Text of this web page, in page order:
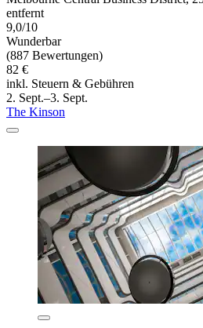
entfernt
9,0/10
Wunderbar
(887 Bewertungen)
82 €
inkl. Steuern & Gebühren
2. Sept.–3. Sept.
The Kinson